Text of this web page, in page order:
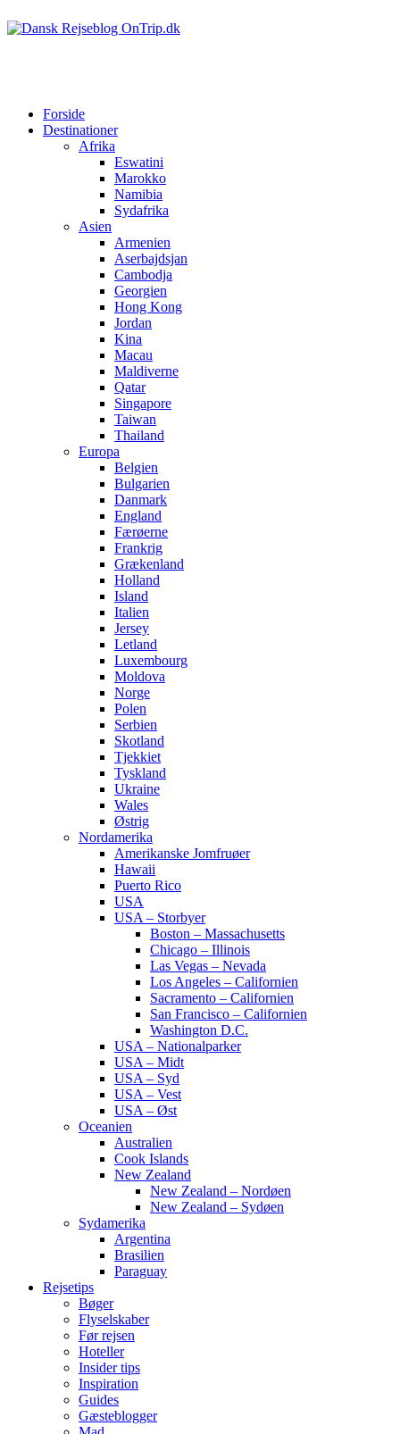
Forside
Destinationer
Afrika
Eswatini
Marokko
Namibia
Sydafrika
Asien
Armenien
Aserbajdsjan
Cambodja
Georgien
Hong Kong
Jordan
Kina
Macau
Maldiverne
Qatar
Singapore
Taiwan
Thailand
Europa
Belgien
Bulgarien
Danmark
England
Færøerne
Frankrig
Grækenland
Holland
Island
Italien
Jersey
Letland
Luxembourg
Moldova
Norge
Polen
Serbien
Skotland
Tjekkiet
Tyskland
Ukraine
Wales
Østrig
Nordamerika
Amerikanske Jomfruøer
Hawaii
Puerto Rico
USA
USA – Storbyer
Boston – Massachusetts
Chicago – Illinois
Las Vegas – Nevada
Los Angeles – Californien
Sacramento – Californien
San Francisco – Californien
Washington D.C.
USA – Nationalparker
USA – Midt
USA – Syd
USA – Vest
USA – Øst
Oceanien
Australien
Cook Islands
New Zealand
New Zealand – Nordøen
New Zealand – Sydøen
Sydamerika
Argentina
Brasilien
Paraguay
Rejsetips
Bøger
Flyselskaber
Før rejsen
Hoteller
Insider tips
Inspiration
Guides
Gæsteblogger